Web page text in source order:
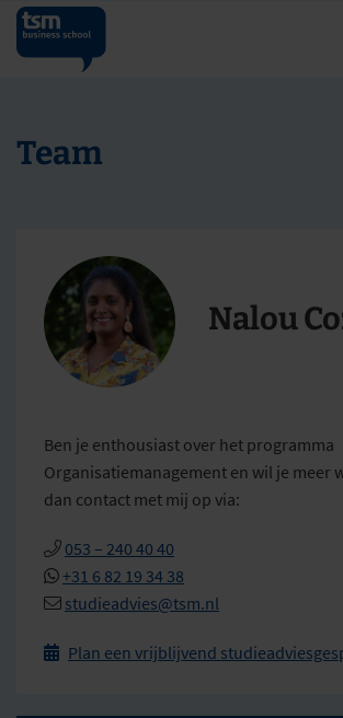
Team
Nalou
Ben je enthousiast over het programma
Organisatiemanagement en wil je meer
dan contact met mij op via:
053 – 240 40 40
+31 6 82 19 34 38
studieadvies@tsm.nl
 Plan een vrijblijvend